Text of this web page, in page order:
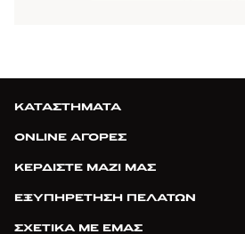
ΚΑΤΑΣΤΗΜΑΤΑ
ONLINE ΑΓΟΡΕΣ
ΚΕΡΔΙΣΤΕ ΜΑΖΙ ΜΑΣ
ΕΞΥΠΗΡΕΤΗΣΗ ΠΕΛΑΤΩΝ
ΣΧΕΤΙΚΑ ΜΕ ΕΜΑΣ